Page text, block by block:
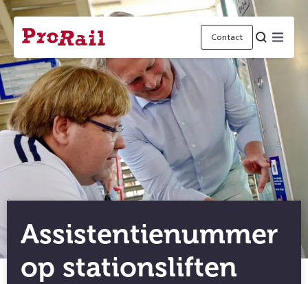
Navigatie
Homepage
ProRail
Contact
Assistentienummer
op stationsliften